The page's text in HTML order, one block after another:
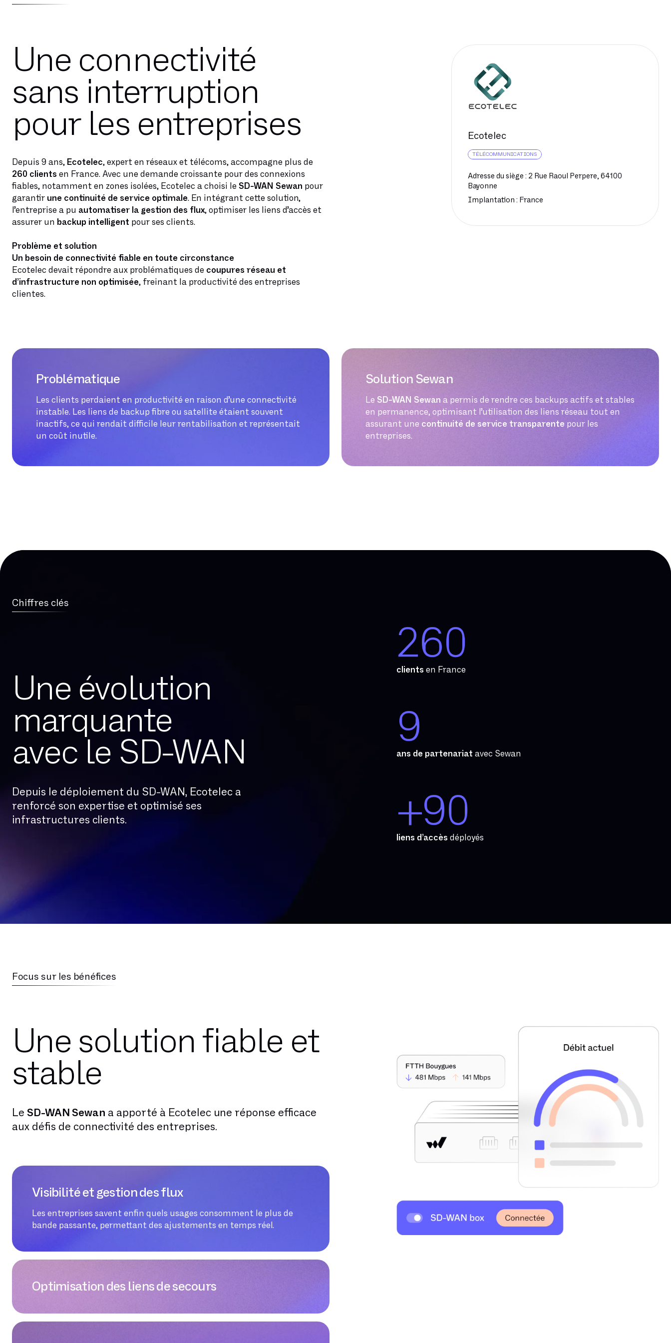
Une connectivité
sans interruption
pour les entreprises
Depuis 9 ans, Ecotelec, expert en réseaux et télécoms, accompagne plus de
260 clients en France. Avec une demande croissante pour des connexions
fiables, notamment en zones isolées, Ecotelec a choisi le SD-WAN Sewan pour
garantir une continuité de service optimale. En intégrant cette solution,
l’entreprise a pu automatiser la gestion des flux, optimiser les liens d’accès et
assurer un backup intelligent pour ses clients.
Problème et solution
Un besoin de connectivité fiable en toute circonstance
Ecotelec devait répondre aux problématiques de coupures réseau et
d’infrastructure non optimisée, freinant la productivité des entreprises
clientes.
Ecotelec
TÉLÉCOMMUNICATIONS
Adresse du siège : 2 Rue Raoul Perpere, 64100
Bayonne
Implantation : France
Problématique
Les clients perdaient en productivité en raison d’une connectivité
instable. Les liens de backup fibre ou satellite étaient souvent
inactifs, ce qui rendait difficile leur rentabilisation et représentait
un coût inutile.
Solution Sewan
Le SD-WAN Sewan a permis de rendre ces backups actifs et stables
en permanence, optimisant l’utilisation des liens réseau tout en
assurant une continuité de service transparente pour les
entreprises.
Chiffres clés
Une évolution
marquante
avec le SD-WAN
Depuis le déploiement du SD-WAN, Ecotelec a
renforcé son expertise et optimisé ses
infrastructures clients.
260
clients en France
9
ans de partenariat avec Sewan
+90
liens d’accès déployés
Focus sur les bénéfices
Une solution fiable et
stable
Le SD-WAN Sewan a apporté à Ecotelec une réponse efficace
aux défis de connectivité des entreprises.
Visibilité et gestion des flux
Les entreprises savent enfin quels usages consomment le plus de
bande passante, permettant des ajustements en temps réel.
Optimisation des liens de secours